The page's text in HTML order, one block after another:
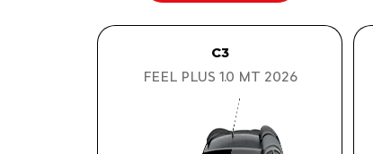
C3
FEEL PLUS 1.0 MT 2026